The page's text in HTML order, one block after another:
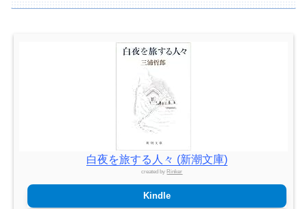
白夜を旅する人々 (新潮文庫)
created by Rinker
Kindle